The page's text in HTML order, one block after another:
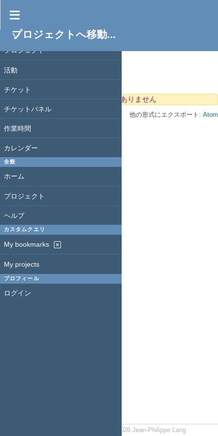
プロジェクト
プロジェクト
活動
チケット
チケットパネル
作業時間
カレンダー
全般
ホーム
プロジェクト
ヘルプ
カスタムクエリ
My bookmarks
My projects
プロフィール
ログイン
プロジェクトへ移動...
My bookmarks
フィルタ
適用
表示するデータがありません
他の形式にエクスポート: Atom
© 2006-2026 Jean-Philippe Lang